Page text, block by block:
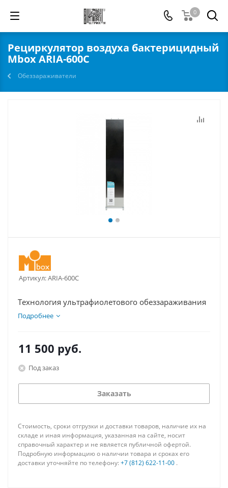
0
Рециркулятор воздуха бактерицидный
Mbox ARIA-600C
Обеззараживатели
Артикул:ARIA-600C
Технология ультрафиолетового обеззараживания
Подробнее
11 500 руб.
Под заказ
Заказать
Стоимость, сроки отгрузки и доставки товаров, наличие их на
складе и иная информация, указанная на сайте, носит
справочный характер и не является публичной офертой.
Подробную информацию о наличии товара и сроках его
доставки уточняйте по телефону: +7 (812) 622-11-00 .